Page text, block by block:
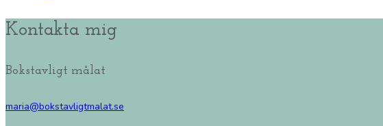
Kontakta mig
Bokstavligt målat
maria@bokstavligtmalat.se